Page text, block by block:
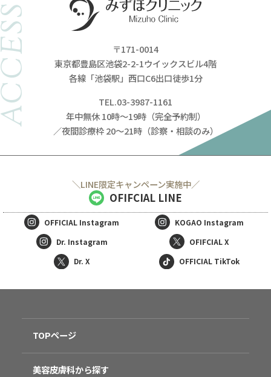
〒171-0014
東京都豊島区池袋2-2-1ウイックスビル4階
各線「池袋駅」西口C6出口徒歩1分
TEL.03-3987-1161
年中無休 10時～19時（完全予約制）
／夜間診療枠 20～21時（診察・相談のみ）
＼LINE限定キャンペーン実施中／
OFIFCIAL LINE
OFFICIAL Instagram KOGAO Instagram
Dr. Instagram
OFIFCIAL X
Dr. X
OFFICIAL TikTok
TOPページ
美容皮膚科から探す